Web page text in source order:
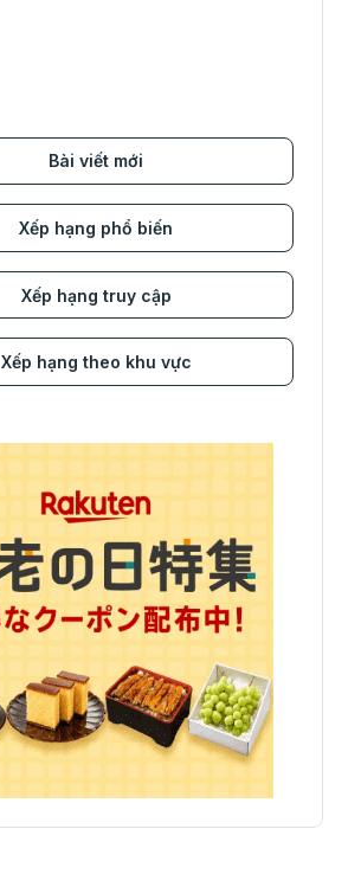
Bài viết mới
Xếp hạng phổ biến
Xếp hạng truy cập
Xếp hạng theo khu vực